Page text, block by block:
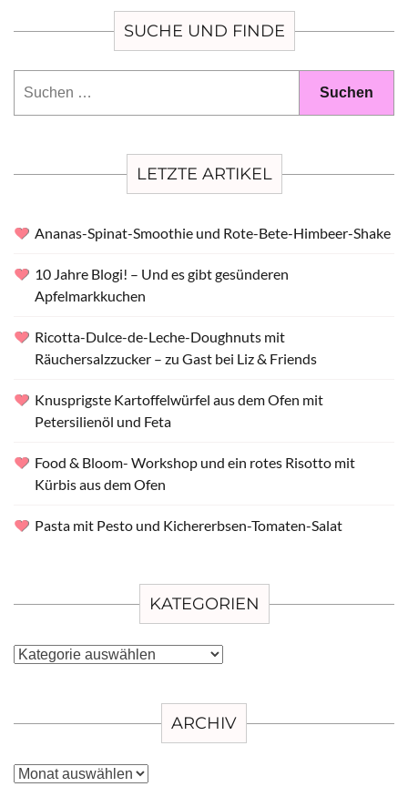
SUCHE UND FINDE
LETZTE ARTIKEL
Ananas-Spinat-Smoothie und Rote-Bete-Himbeer-Shake
10 Jahre Blogi! – Und es gibt gesünderen
Apfelmarkkuchen
Ricotta-Dulce-de-Leche-Doughnuts mit
Räuchersalzzucker – zu Gast bei Liz & Friends
Knusprigste Kartoffelwürfel aus dem Ofen mit
Petersilienöl und Feta
Food & Bloom- Workshop und ein rotes Risotto mit
Kürbis aus dem Ofen
Pasta mit Pesto und Kichererbsen-Tomaten-Salat
KATEGORIEN
Kategorien
ARCHIV
Archiv